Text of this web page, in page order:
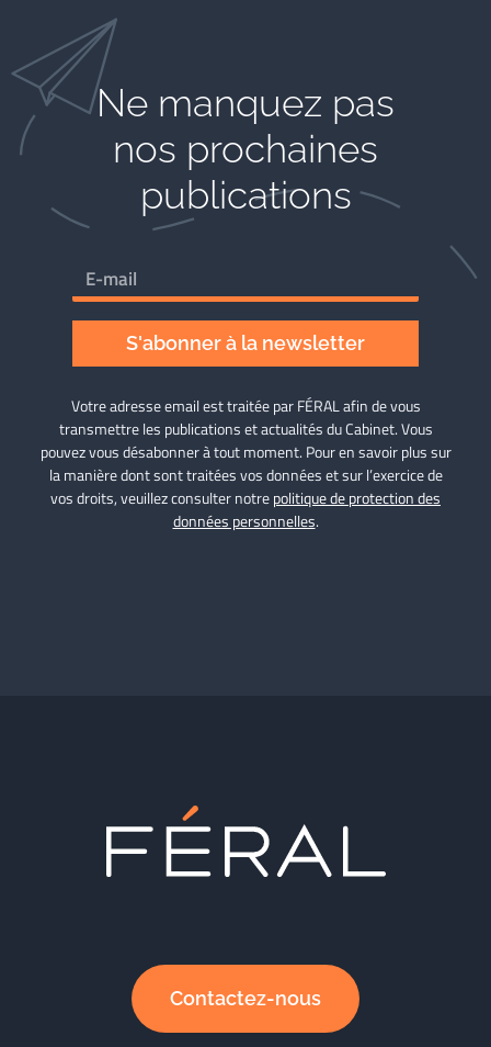
Ne manquez pas
nos prochaines
publications
S'abonner à la newsletter
Votre adresse email est traitée par FÉRAL afin de vous
transmettre les publications et actualités du Cabinet. Vous
pouvez vous désabonner à tout moment. Pour en savoir plus sur
la manière dont sont traitées vos données et sur l’exercice de
vos droits, veuillez consulter notrepolitique de protection des
données personnelles.
Contactez-nous